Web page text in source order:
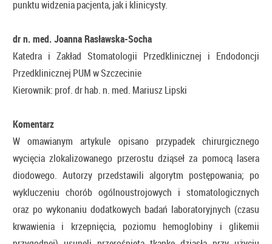
punktu widzenia pacjenta, jak i klinicysty.
dr n. med. Joanna Rasławska-Socha
Katedra i Zakład Stomatologii Przedklinicznej i Endodoncji
Przedklinicznej PUM w Szczecinie
Kierownik: prof. dr hab. n. med. Mariusz Lipski
Komentarz
W omawianym artykule opisano przypadek chirurgicznego
wycięcia zlokalizowanego przerostu dziąseł za pomocą lasera
diodowego. Autorzy przedstawili algorytm postępowania; po
wykluczeniu chorób ogólnoustrojowych i stomatologicznych
oraz po wykonaniu dodatkowych badań laboratoryjnych (czasu
krwawienia i krzepnięcia, poziomu hemoglobiny i glikemii